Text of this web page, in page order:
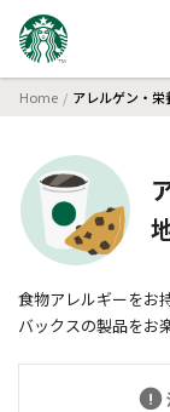
Home アレルゲン・
食物アレルギーをお
バックスの製品をお